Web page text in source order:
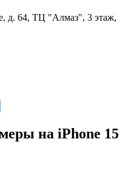
д. 64, ТЦ "Алмаз", 3 этаж,
на iPhone 15